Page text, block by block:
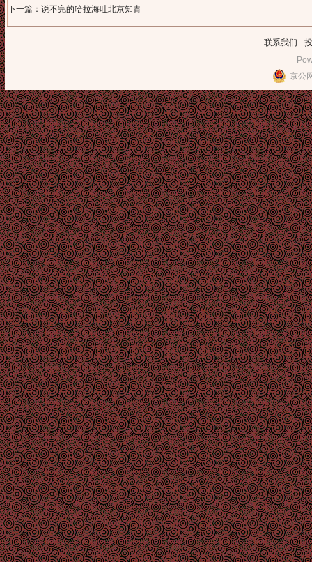
下一篇：说不完的哈拉海吐北京知青
联系我们 -
京公